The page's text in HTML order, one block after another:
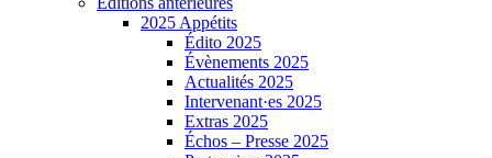
2025 Appétits
Édito 2025
Évènements 2025
Actualités 2025
Intervenant·es 2025
Extras 2025
Échos – Presse 2025